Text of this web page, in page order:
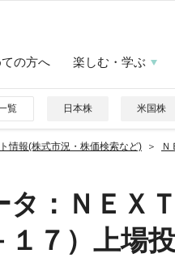
の方へ 楽しむ・学ぶ
覧 日本株 米国株
情報(株式市況・株価検索など)
タ ：ＮＥ
１７）上場